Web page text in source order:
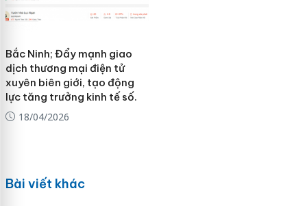
Bắc Ninh; Đẩy mạnh giao
dịch thương mại điện tử
xuyên biên giới, tạo động
lực tăng trưởng kinh tế số.
18/04/2026
Bài viết khác